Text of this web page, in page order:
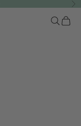
CercaCarrello